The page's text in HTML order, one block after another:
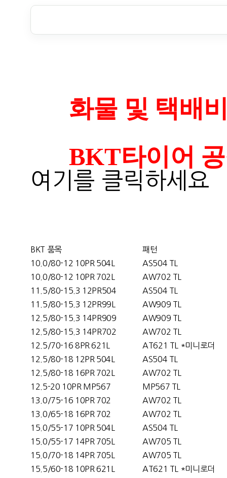
화물 및 택배
BKT타이어
여기를 클릭하세요
BKT 품목
패턴
10.0/80-12 10PR 504L
AS504 TL
10.0/80-12 10PR 702L
AW702 TL
11.5/80-15.3 12PR504
AS504 TL
11.5/80-15.3 12PR99L
AW909 TL
12.5/80-15.3 14PR909
AW909 TL
12.5/80-15.3 14PR702
AW702 TL
12.5/70-16 8PR 621L
AT621 TL *미니로더
12.5/80-18 12PR 504L
AS504 TL
12.5/80-18 16PR 702L
AW702 TL
12.5-20 10PR MP567
MP567 TL
13.0/75-16 10PR 702
AW702 TL
13.0/65-18 16PR 702
AW702 TL
15.0/55-17 10PR 504L
AS504 TL
15.0/55-17 14PR 705L
AW705 TL
15.0/70-18 14PR 705L
AW705 TL
15.5/60-18 10PR 621L
AT621 TL *미니로더